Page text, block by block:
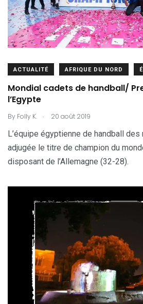
ACTUALITÉ AFRIQUE DU NORD
Mondial cadets de handball/
l’Egypte
By Folly K. . 20 août 2019
L’équipe égyptienne de handball
adjugée le titre de champion du
disposant de l’Allemagne (32-28).